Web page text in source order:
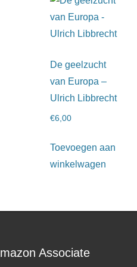
De geelzucht
van Europa –
Ulrich Libbrecht
€6,00
Toevoegen aan
winkelwagen
Associate